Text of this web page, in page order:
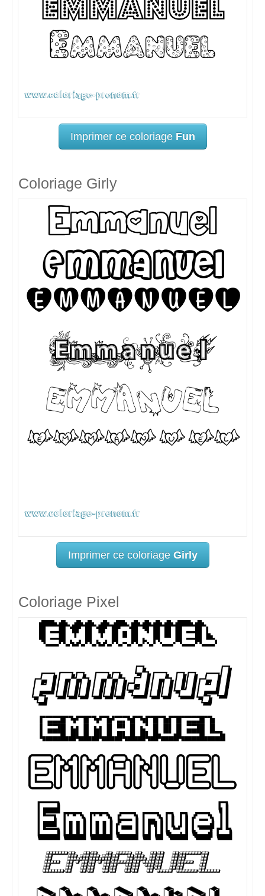
Imprimer ce coloriage Fun
Coloriage Girly
Imprimer ce coloriage Girly
Coloriage Pixel